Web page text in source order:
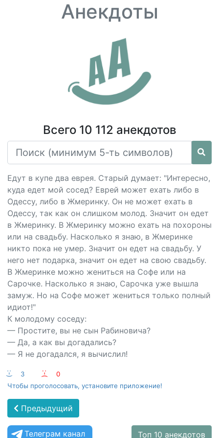
Анекдоты
Всего 10 112 анекдотов
Едут в купе два еврея. Старый думает: "Интересно,
куда едет мой сосед? Еврей может ехать либо в
Одессу, либо в Жмеринку. Он не может ехать в
Одессу, так как он слишком молод. Значит он едет
в Жмеринку. В Жмеринку можно ехать на похороны
или на свадьбу. Насколько я знаю, в Жмеринке
никто пока не умер. Значит он едет на свадьбу. У
него нет подарка, значит он едет на свою свадьбу.
В Жмеринке можно жениться на Софе или на
Сарочке. Насколько я знаю, Сарочка уже вышла
замуж. Но на Софе может жениться только полный
идиот!"
К молодому соседу:
— Простите, вы не сын Рабиновича?
— Да, а как вы догадались?
— Я не догадался, я вычислил!
:-) 3 :-(
0
Чтобы проголосовать, установите приложение!
Предыдущий
Телеграм канал Топ 10 анекдотов